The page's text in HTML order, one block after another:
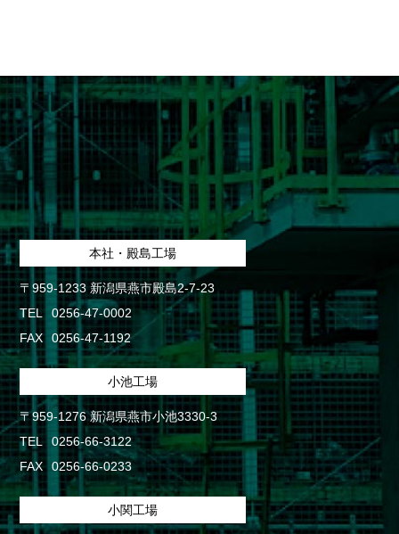
本社・殿島工場
〒959-1233 新潟県燕市殿島2-7-23
TEL
0256-47-0002
FAX
0256-47-1192
小池工場
〒959-1276 新潟県燕市小池3330-3
TEL
0256-66-3122
FAX
0256-66-0233
小関工場